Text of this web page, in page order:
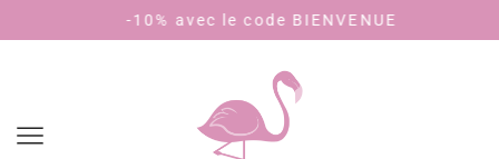
10% avec le code BIENVENUE